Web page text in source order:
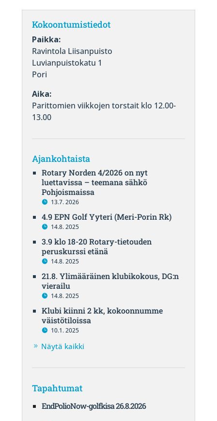
Kokoontumistiedot
Paikka:
Ravintola Liisanpuisto
Luvianpuistokatu 1
Pori
Aika:
Parittomien viikkojen torstait klo 12.00-
13.00
Ajankohtaista
Rotary Norden 4/2026 on nyt
luettavissa – teemana sähkö
Pohjoismaissa
13.7. 2026
4.9 EPN Golf Yyteri (Meri-Porin Rk)
14.8. 2025
3.9 klo 18-20 Rotary-tietouden
peruskurssi etänä
14.8. 2025
21.8. Ylimääräinen klubikokous, DG:n
vierailu
14.8. 2025
Klubi kiinni 2 kk, kokoonnumme
väistötiloissa
10.1. 2025
Näytä kaikki
Tapahtumat
EndPolioNow-golfkisa 26.8.2026